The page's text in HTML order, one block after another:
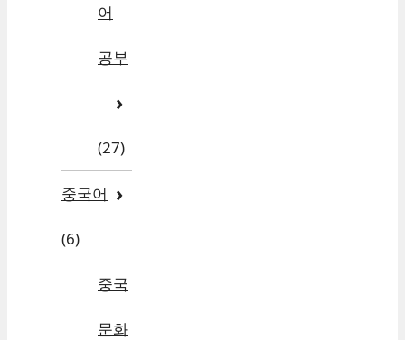
어
공부
(27)
중국어
(6)
중국
문화